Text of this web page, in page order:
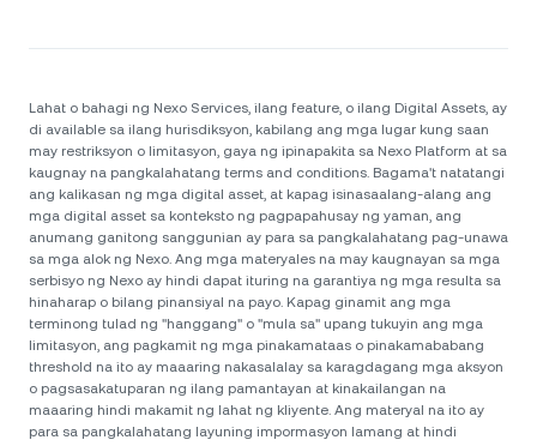
Lahat o bahagi ng Nexo Services, ilang feature, o ilang Digital Assets, ay
di available sa ilang hurisdiksyon, kabilang ang mga lugar kung saan
may restriksyon o limitasyon, gaya ng ipinapakita sa Nexo Platform at sa
kaugnay na pangkalahatang terms and conditions. Bagama't natatangi
ang kalikasan ng mga digital asset, at kapag isinasaalang-alang ang
mga digital asset sa konteksto ng pagpapahusay ng yaman, ang
anumang ganitong sanggunian ay para sa pangkalahatang pag-unawa
sa mga alok ng Nexo. Ang mga materyales na may kaugnayan sa mga
serbisyo ng Nexo ay hindi dapat ituring na garantiya ng mga resulta sa
hinaharap o bilang pinansiyal na payo. Kapag ginamit ang mga
terminong tulad ng "hanggang" o "mula sa" upang tukuyin ang mga
limitasyon, ang pagkamit ng mga pinakamataas o pinakamababang
threshold na ito ay maaaring nakasalalay sa karagdagang mga aksyon
o pagsasakatuparan ng ilang pamantayan at kinakailangan na
maaaring hindi makamit ng lahat ng kliyente. Ang materyal na ito ay
para sa pangkalahatang layuning impormasyon lamang at hindi